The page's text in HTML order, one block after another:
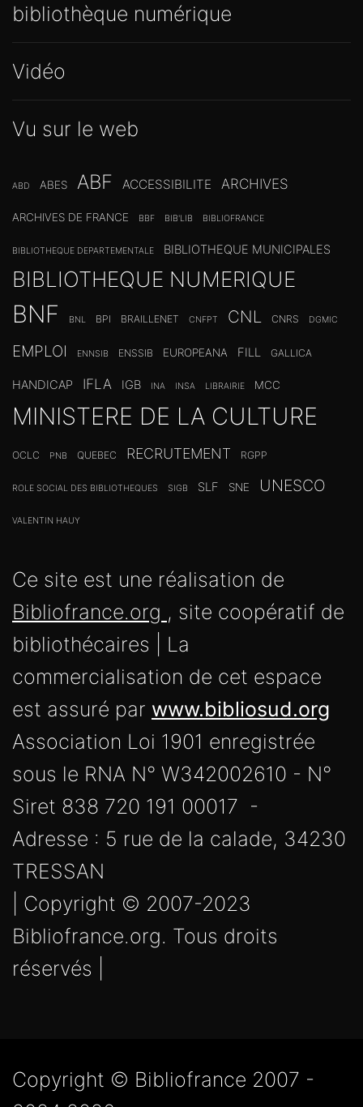
bibliothèque numérique
Vidéo
Vu sur le web
ABD ABES ABF ACCESSIBILITE ARCHIVES
ARCHIVES DE FRANCE BBF BIB'LIB BIBLIOFRANCE
BIBLIOTHEQUE DEPARTEMENTALE BIBLIOTHEQUE MUNICIPALES
BIBLIOTHEQUE NUMERIQUE
BNF BNL BPI BRAILLENET CNFPT CNL CNRS DGMIC
EMPLOI ENNSIB ENSSIB EUROPEANA FILL GALLICA
HANDICAP IFLA IGB INA INSA LIBRAIRIE MCC
MINISTERE DE LA CULTURE
OCLC PNB QUEBEC RECRUTEMENT RGPP
ROLE SOCIAL DES BIBLIOTHEQUES SIGB SLF SNE UNESCO
VALENTIN HAUY
Ce site est une réalisation de
Bibliofrance.org , site coopératif de
bibliothécaires | La
commercialisation de cet espace
est assuré par www.bibliosud.org
Association Loi 1901 enregistrée
sous le RNA N° W342002610 - N°
Siret 838 720 191 00017 -
Adresse : 5 rue de la calade, 34230
TRESSAN
| Copyright © 2007-2023
Bibliofrance.org. Tous droits
réservés |
Copyright © Bibliofrance 2007 -